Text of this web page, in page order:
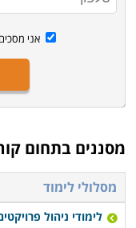
אני
מסננים בתחום
מסלולי לימוד
לימודי ניהול